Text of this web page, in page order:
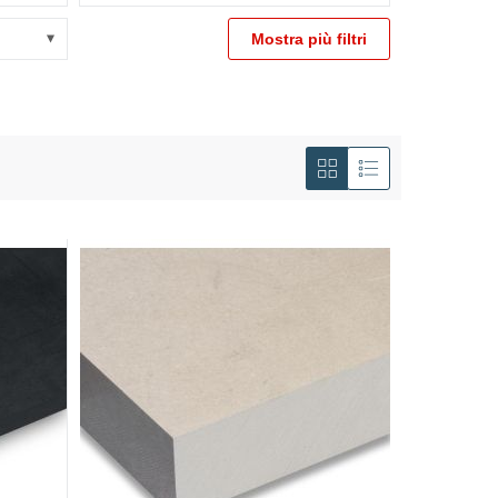
Mostra più filtri
Mostra
come
GrigliaLista